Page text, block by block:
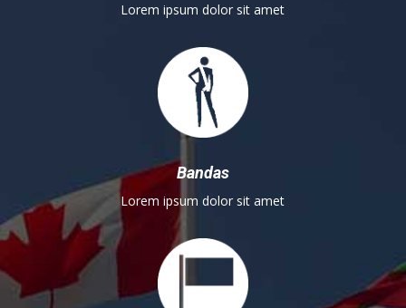
Lorem ipsum dolor sit amet
Bandas
Lorem ipsum dolor sit amet